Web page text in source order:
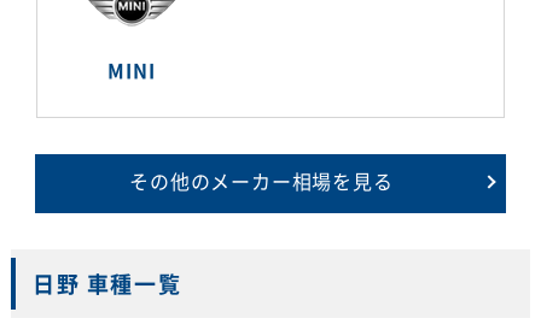
MINI
その他のメーカー相場を見る
日野 車種一覧